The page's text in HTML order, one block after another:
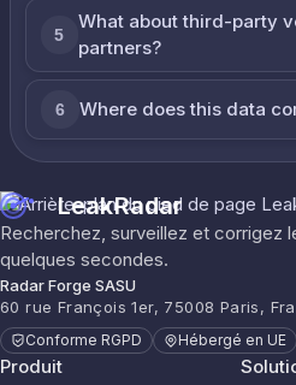
5
What about third-party
partners?
6 Where does this data
LeakRadar
Recherchez, surveillez et corrigez
quelques secondes.
Radar Forge SASU
60 rue François 1er, 75008 Paris,
Conforme RGPD Hébergé en UE
Produit